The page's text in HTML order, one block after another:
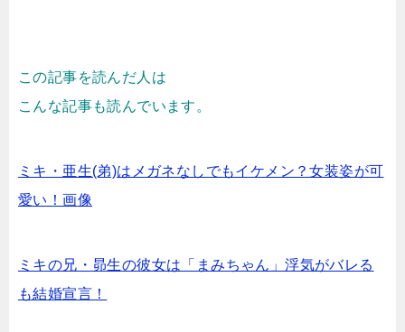
この記事を読んだ人は
こんな記事も読んでいます。
ミキ・亜生(弟)はメガネなしでもイケメン？女装姿が可
愛い！画像
ミキの兄・昴生の彼女は「まみちゃん」浮気がバレる
も結婚宣言！